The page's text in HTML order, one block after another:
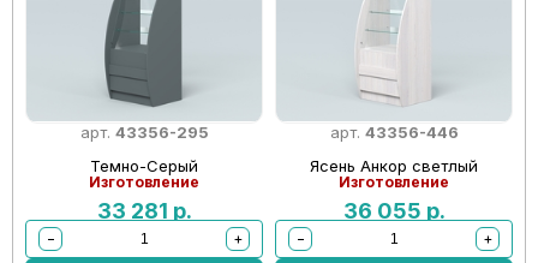
арт. 43356-295
Темно-Серый
Изготовление
33 281 р.
−
+
арт. 43356-446
Ясень Анкор светлый
Изготовление
36 055 р.
−
+